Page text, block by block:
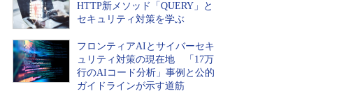
HTTP新メソッド「QUERY」と
セキュリティ対策を学ぶ
フロンティアAIとサイバーセキ
ュリティ対策の現在地 「17万
行のAIコード分析」事例と公的
ガイドラインが示す道筋